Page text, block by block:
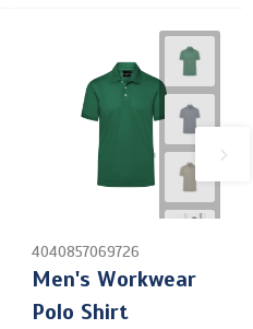
4040857069726
Men's Workwear
Polo Shirt